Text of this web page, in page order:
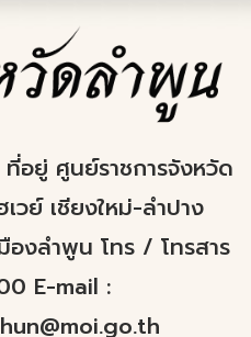
อยู่ ศูนย์ราชการจังหวัด
วย์ เชียงใหม่-ลำปาง
องลำพูน โทร / โทรสาร
E-mail :